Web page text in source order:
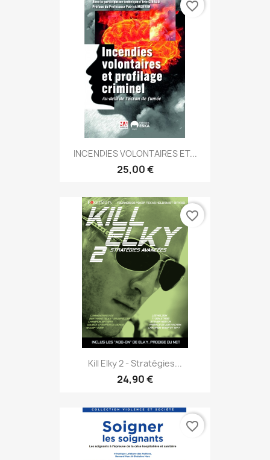
INCENDIES VOLONTAIRES ET...
25,00 €
favorite_border
Kill Elky 2 - Stratégies...
24,90 €
favorite_border
favorite_border